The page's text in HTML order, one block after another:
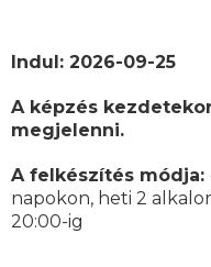
Indul: 2026-09-25
A képzés
megjelenni.
A felkészítés módja:
napokon, heti 2
20:00-ig